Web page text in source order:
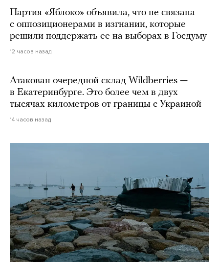
Партия «Яблоко» объявила, что не связана
с оппозиционерами в изгнании, которые
решили поддержать ее на выборах в Госдуму
12 часов назад
Атакован очередной склад Wildberries —
в Екатеринбурге. Это более чем в двух
тысячах километров от границы с Украиной
14 часов назад